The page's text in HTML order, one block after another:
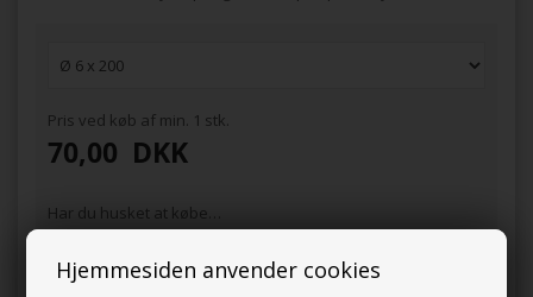
Hjemmesiden anvender cookies
Pris ved køb af min. 1 stk.
70,00 DKK
Har du husket at købe…